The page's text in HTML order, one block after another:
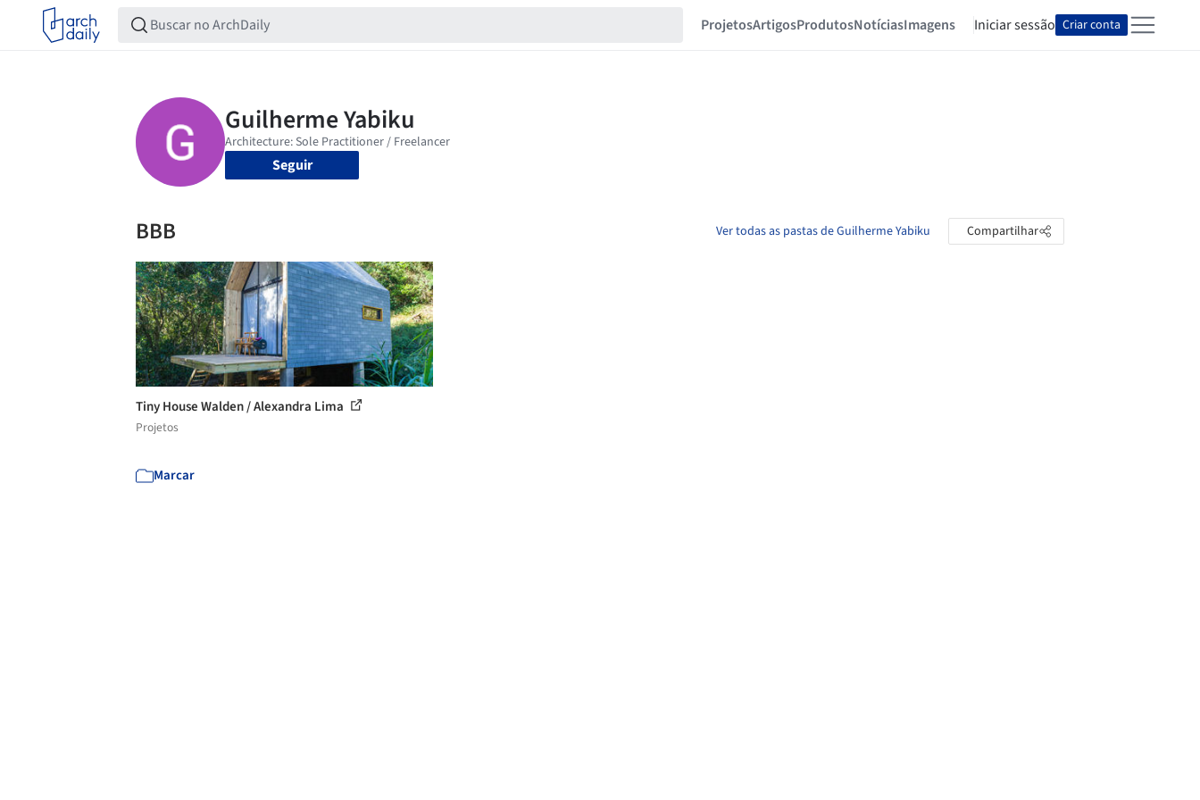
ProjetosArtigosProdutosNotíciasImagens Iniciar sessão Criar conta
Seguir
BBB Ver todas as pastas de Guilherme Yabiku Compartilhar
Tiny House Walden / Alexandra Lima
Projetos
Marcar